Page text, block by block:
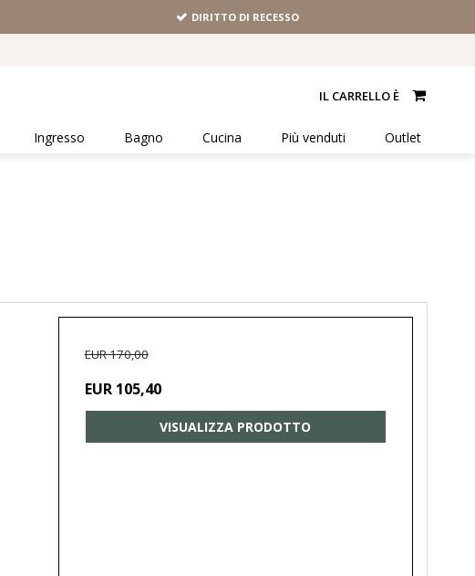
DIRITTO DI RECESSO
IL CARRELLO È
Ingresso Bagno Cucina Più venduti Outlet
EUR 170,00
EUR 105,40
VISUALIZZA PRODOTTO